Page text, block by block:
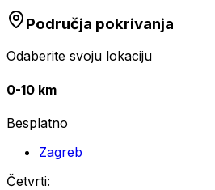
Područja pokrivanja
Odaberite svoju lokaciju
0-10 km
Besplatno
Zagreb
Četvrti: